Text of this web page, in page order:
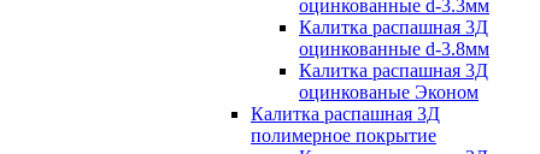
оцинкованные d-3.3мм
Калитка распашная 3Д
оцинкованные d-3.8мм
Калитка распашная 3Д
оцинкованые Эконом
Калитка распашная 3Д
полимерное покрытие